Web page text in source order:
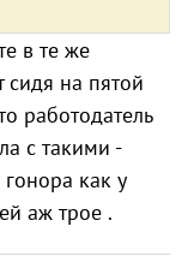
в те же
сидя на пятой
работодатель
с такими -
как у
аж трое .